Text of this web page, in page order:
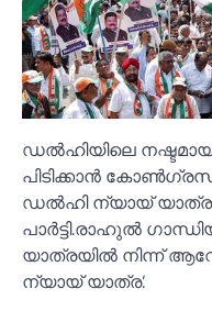
ഡല്‍ഹിയിലെ
പിടിക്കാന്‍
ഡല്‍ഹി ന്യായ്
പാര്‍ട്ടി.രാഹുല്‍
യാത്രയില്‍ നിന്ന്
ന്യായ് യാത്ര’.